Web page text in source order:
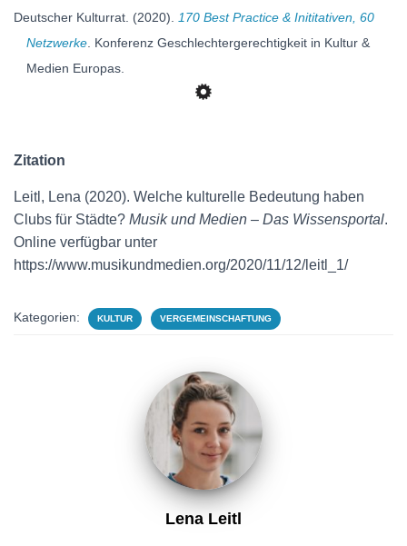
Deutscher Kulturrat. (2020).
170 Best Practice & Inititativen, 60
Netzwerke . Konferenz Geschlechtergerechtigkeit in Kultur &
Medien Europas.
Zitation
Leitl, Lena (2020). Welche kulturelle Bedeutung haben
Clubs für Städte? Musik und Medien – Das Wissensportal.
Online verfügbar unter
https://www.musikundmedien.org/2020/11/12/leitl_1/
Kategorien: KULTUR VERGEMEINSCHAFTUNG
Lena Leitl